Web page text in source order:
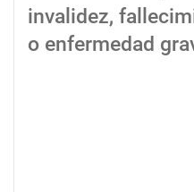
invalidez,
o enfermedad